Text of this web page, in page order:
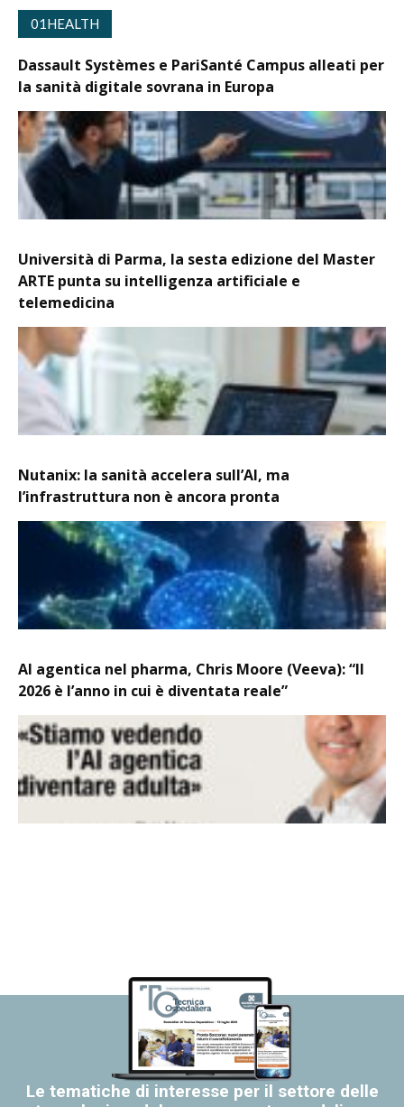
01HEALTH
Dassault Systèmes e PariSanté Campus alleati per
la sanità digitale sovrana in Europa
Università di Parma, la sesta edizione del Master
ARTE punta su intelligenza artificiale e
telemedicina
Nutanix: la sanità accelera sull’AI, ma
l’infrastruttura non è ancora pronta
AI agentica nel pharma, Chris Moore (Veeva): “Il
2026 è l’anno in cui è diventata reale”
Le tematiche di interesse per il settore delle